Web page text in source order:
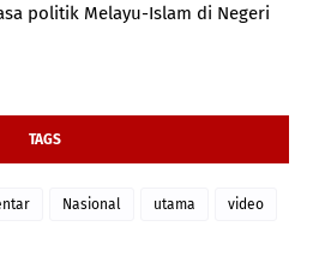
politik Melayu-Islam di Negeri
TAGS
Nasional utama video